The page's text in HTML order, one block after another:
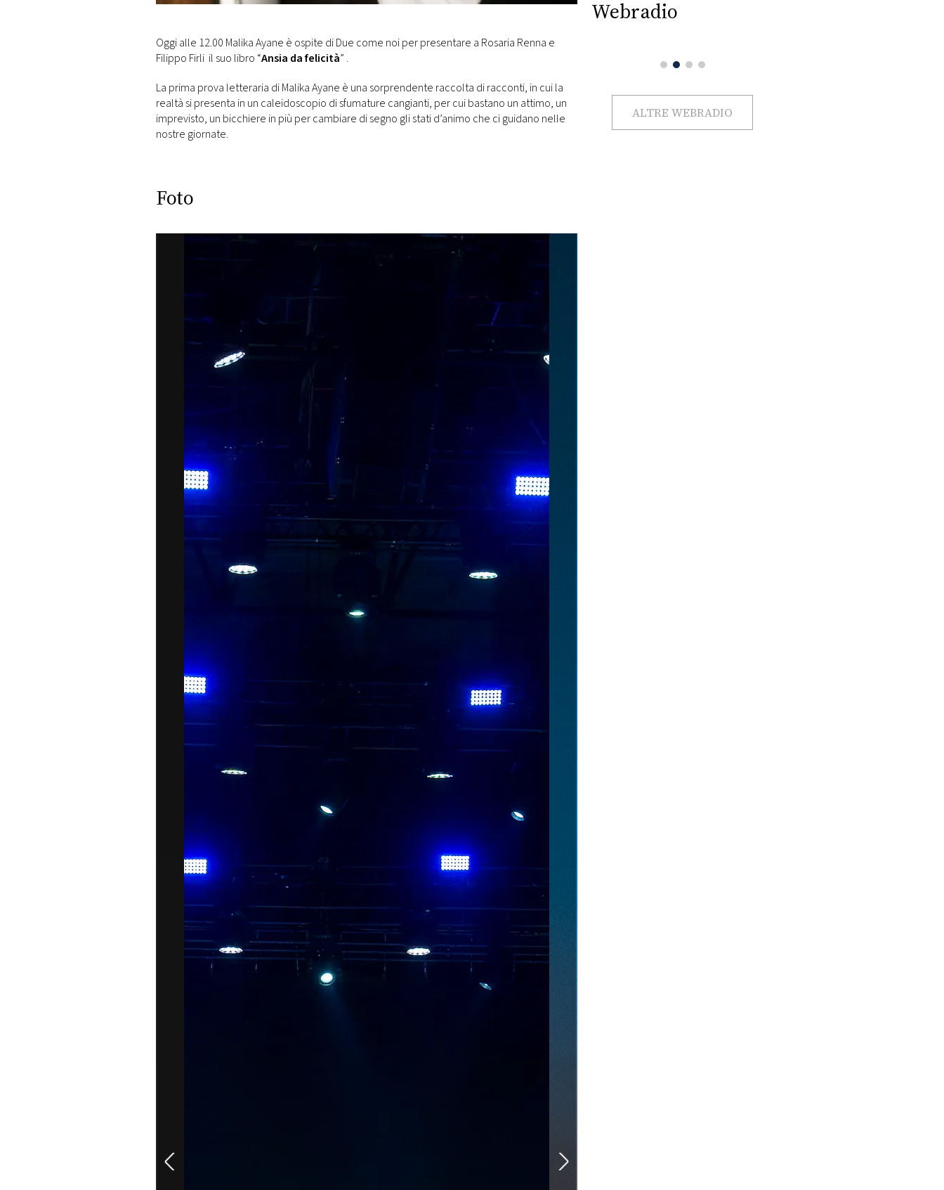
DI
RMC
Oggi alle 12.00 Malika Ayane è ospite di Due come noi per presentare a Rosaria Renna e
Filippo Firli il suo libro “Ansia da felicità” .
La prima prova letteraria di Malika Ayane è una sorprendente raccolta di racconti, in cui la
realtà si presenta in un caleidoscopio di sfumature cangianti, per cui bastano un attimo, un
imprevisto, un bicchiere in più per cambiare di segno gli stati d’animo che ci guidano nelle
nostre giornate.
Foto
Webradio
ALTRE WEBRADIO